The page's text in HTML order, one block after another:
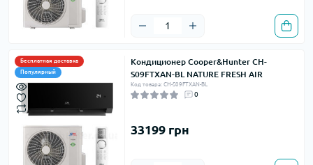
Бесплатная доставка
Популярный
Кондиционер Cooper&Hunter CH-
S09FTXAN-BL NATURE FRESH AIR
Код товара: CH-S09FTXAN-BL
0
33199 грн